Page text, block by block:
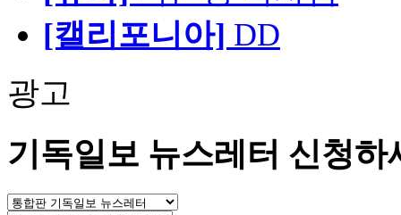
[캘리포니아] DD
광고
기독일보 뉴스레터 신청하